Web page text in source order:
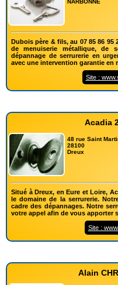
NARBONNE
Dubois père & fils, au 07 85 86 95
de menuiserie métallique, de
dépannage de serrurerie en
avec une intervention garantie en
Site :
Acadia
48 rue Saint
28100
Dreux
Situé à Dreux, en Eure et Loire,
le domaine de la serrurerie.
cadre des dépannages. Notre
votre appel afin de vous apporter
Site :
Alain